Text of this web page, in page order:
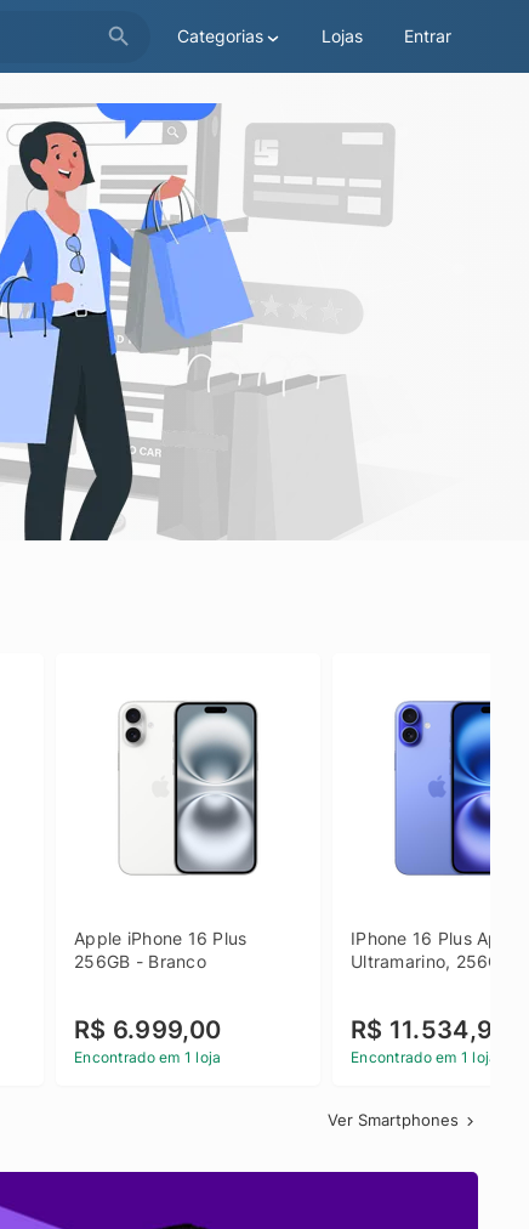
Categorias Lojas Entrar
Apple iPhone 16 Plus
256GB - Branco
R$ 6.999,00
Encontrado em 1 loja
IPhone 16 Plus Apple
Ultramarino, 256GB
R$ 11.534,90
Encontrado em 1 loja
Ver Smartphones